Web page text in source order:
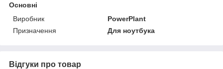
Основні
Виробник
PowerPlant
Призначення
Для ноутбука
Відгуки про товар